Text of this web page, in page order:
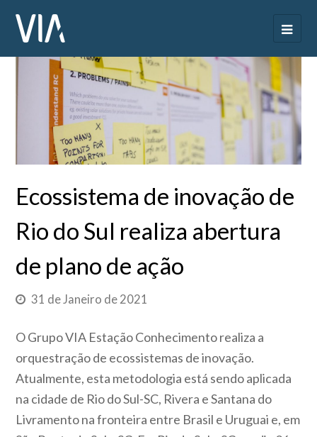
Ecossistema de inovação de
Rio do Sul realiza abertura
de plano de ação
31 de Janeiro de 2021
O Grupo VIA Estação Conhecimento realiza a
orquestração de ecossistemas de inovação.
Atualmente, esta metodologia está sendo aplicada
na cidade de Rio do Sul-SC, Rivera e Santana do
Livramento na fronteira entre Brasil e Uruguai e, em